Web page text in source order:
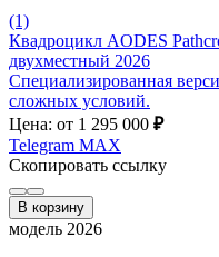
(1)
Квадроцикл AODES
двухместный 2026
Специализированная
сложных условий.
Цена: от 1 295 000 ₽
Telegram MAX
Скопировать ссылку
В корзину
модель 2026